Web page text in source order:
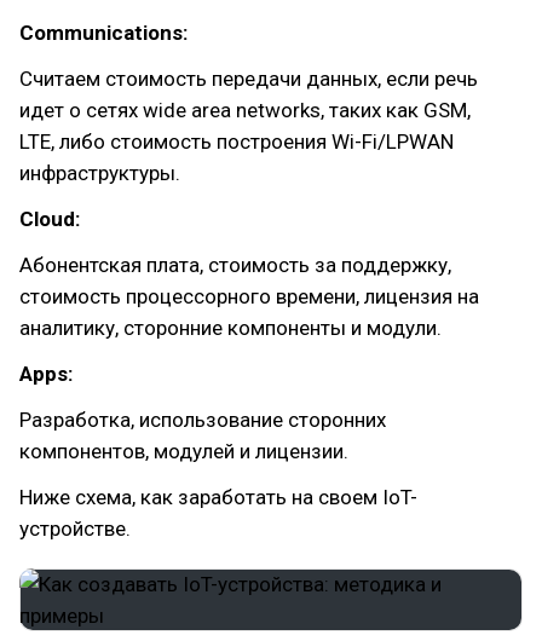
Communications:
Считаем стоимость передачи данных, если речь
идет о сетях wide area networks, таких как GSM,
LTE, либо стоимость построения Wi-Fi/LPWAN
инфраструктуры.
Cloud:
Абонентская плата, стоимость за поддержку,
стоимость процессорного времени, лицензия на
аналитику, сторонние компоненты и модули.
Apps:
Разработка, использование сторонних
компонентов, модулей и лицензии.
Ниже схема, как заработать на своем IoT-
устройстве.